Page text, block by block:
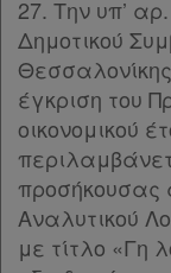
27. Την υπ’
Δημοτικού
έγκριση του
οικονομικού
προσήκουσας
Αναλυτικού
με τίτλο «Γη